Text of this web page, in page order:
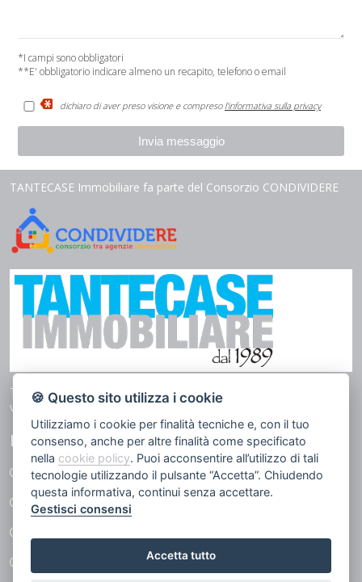
*I campi sono obbligatori
**E' obbligatorio indicare almeno un recapito, telefono o email
dichiaro di aver preso visione e compreso l'informativa sulla privacy
TANTECASE Immobiliare fa parte del Consorzio CONDIVIDERE
TANTECASE Immobiliare azienda immobiliare tratta di affitti e
vendita in tutto il territorio di Genova.
LINK UTILI
I nostri immobili
Servizi
Chi Siamo
🍪 Questo sito utilizza i cookie
Utilizziamo i cookie per finalità tecniche e, con il tuo
consenso, anche per altre finalità come specificato
nella cookie policy. Puoi acconsentire all’utilizzo di tali
tecnologie utilizzando il pulsante “Accetta”. Chiudendo
questa informativa, continui senza accettare.
Gestisci consensi
Accetta tutto